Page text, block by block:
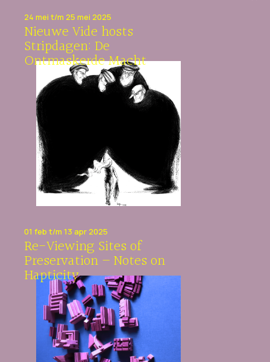
24 mei t/m 25 mei 2025
Nieuwe Vide hosts
Stripdagen: De
Ontmaskerde Macht
01 feb t/m 13 apr 2025
Re-Viewing Sites of
Preservation – Notes on
Hapticity